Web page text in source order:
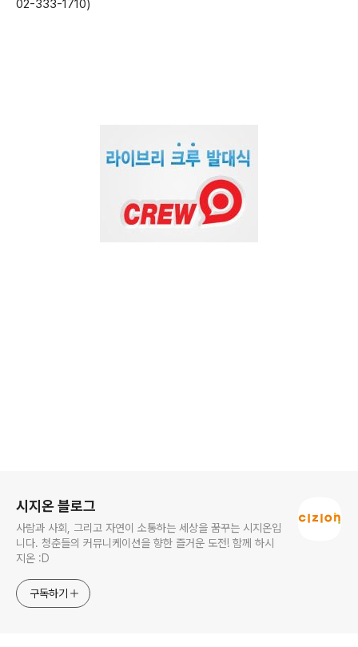
02-333-1710)
시지온 블로그
사람과 사회, 그리고 자연이 소통하는 세상을 꿈꾸는 시지온입
니다. 청춘들의 커뮤니케이션을 향한 즐거운 도전! 함께 하시
지온 :D
구독하기